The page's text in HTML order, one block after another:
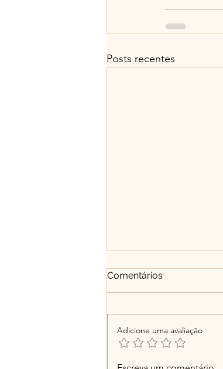
Posts recentes
Educação
Comentários
Adicione uma avaliação